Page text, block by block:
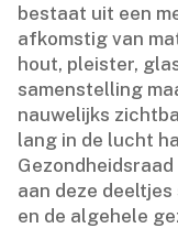
bestaat uit een
afkomstig van
hout, pleister,
samenstelling
nauwelijks
lang in de lucht
aan deze
en de algehele